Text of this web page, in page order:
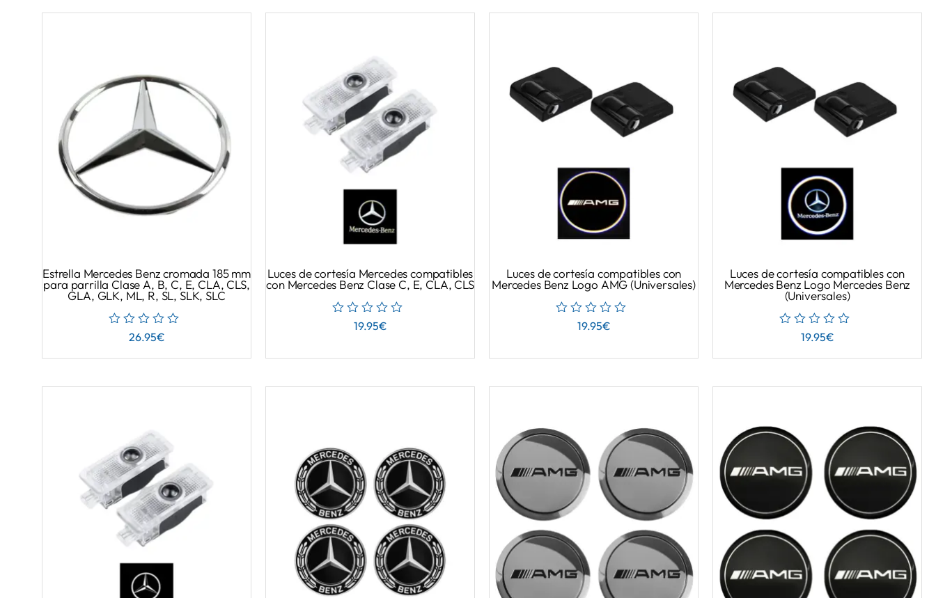
Estrella Mercedes Benz cromada 185 mm
para parrilla Clase A, B, C, E, CLA, CLS,
GLA, GLK, ML, R, SL, SLK, SLC
26.95€
Luces de cortesía Mercedes compatibles
con Mercedes Benz Clase C, E, CLA, CLS
19.95€
Luces de cortesía compatibles con
Mercedes Benz Logo AMG (Universales)
19.95€
Luces de cortesía compatibles con
Mercedes Benz Logo Mercedes Benz
(Universales)
19.95€